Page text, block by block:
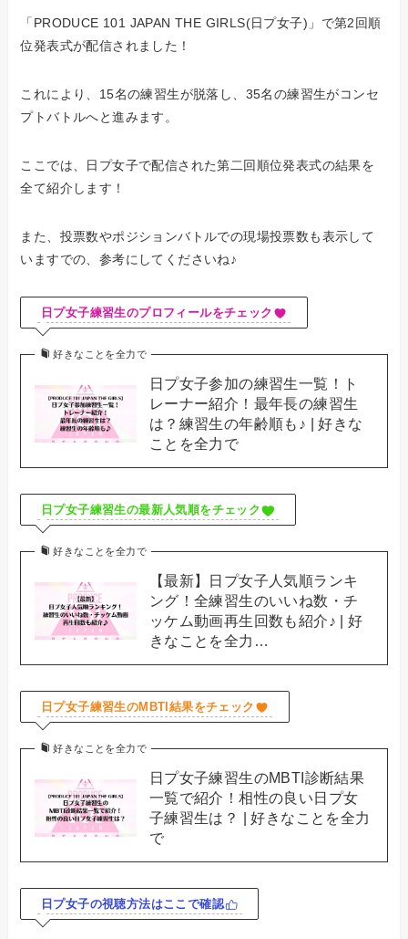
「PRODUCE 101 JAPAN THE GIRLS(日プ女子)」で第2回順
位発表式が配信されました！
これにより、15名の練習生が脱落し、35名の練習生がコンセ
プトバトルへと進みます。
ここでは、日プ女子で配信された第二回順位発表式の結果を
全て紹介します！
また、投票数やポジションバトルでの現場投票数も表示して
いますでの、参考にしてくださいね♪
日プ女子練習生のプロフィールをチェック
好きなことを全力で
日プ女子参加の練習生一覧！ト
レーナー紹介！最年長の練習生
は？練習生の年齢順も♪ | 好きな
ことを全力で
日プ女子練習生の最新人気順をチェック
好きなことを全力で
【最新】日プ女子人気順ランキ
ング！全練習生のいいね数・チ
ッケム動画再生回数も紹介♪ | 好
きなことを全力…
日プ女子練習生のMBTI結果をチェック
好きなことを全力で
日プ女子練習生のMBTI診断結果
一覧で紹介！相性の良い日プ女
子練習生は？ | 好きなことを全力
で
日プ女子の視聴方法はここで確認